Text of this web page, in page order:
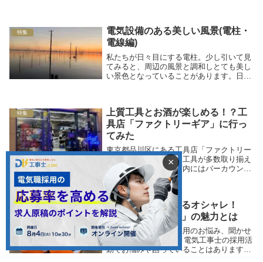
の試験を受ける...
特集
電気設備のある美しい風景(電柱・
電線編)
私たちが日々目にする電柱。少し引いて見
てみると、周辺の風景と調和しとても美し
い景色となっていることがあります。日常
特集
上質工具とお酒が楽しめる！？工
具店「ファクトリーギア」に行っ
てみた
東京都品川区にある工具店「ファクトリー
ギア」を取材。上質な工具が多数取り揃え
られており、なんと店内にはバーカウンタ
ーも併設されています。おすすめ工具やお
店の魅力を伺いました。
特集
現場で一目置かれるオシャレ！
「安全靴カスタム」の魅力とは
あなたの電気工事士採用のお悩み、聞かせ
てください。 STEP 1 電気工事士の採用活
動でお悩みや困っていることはあります
×